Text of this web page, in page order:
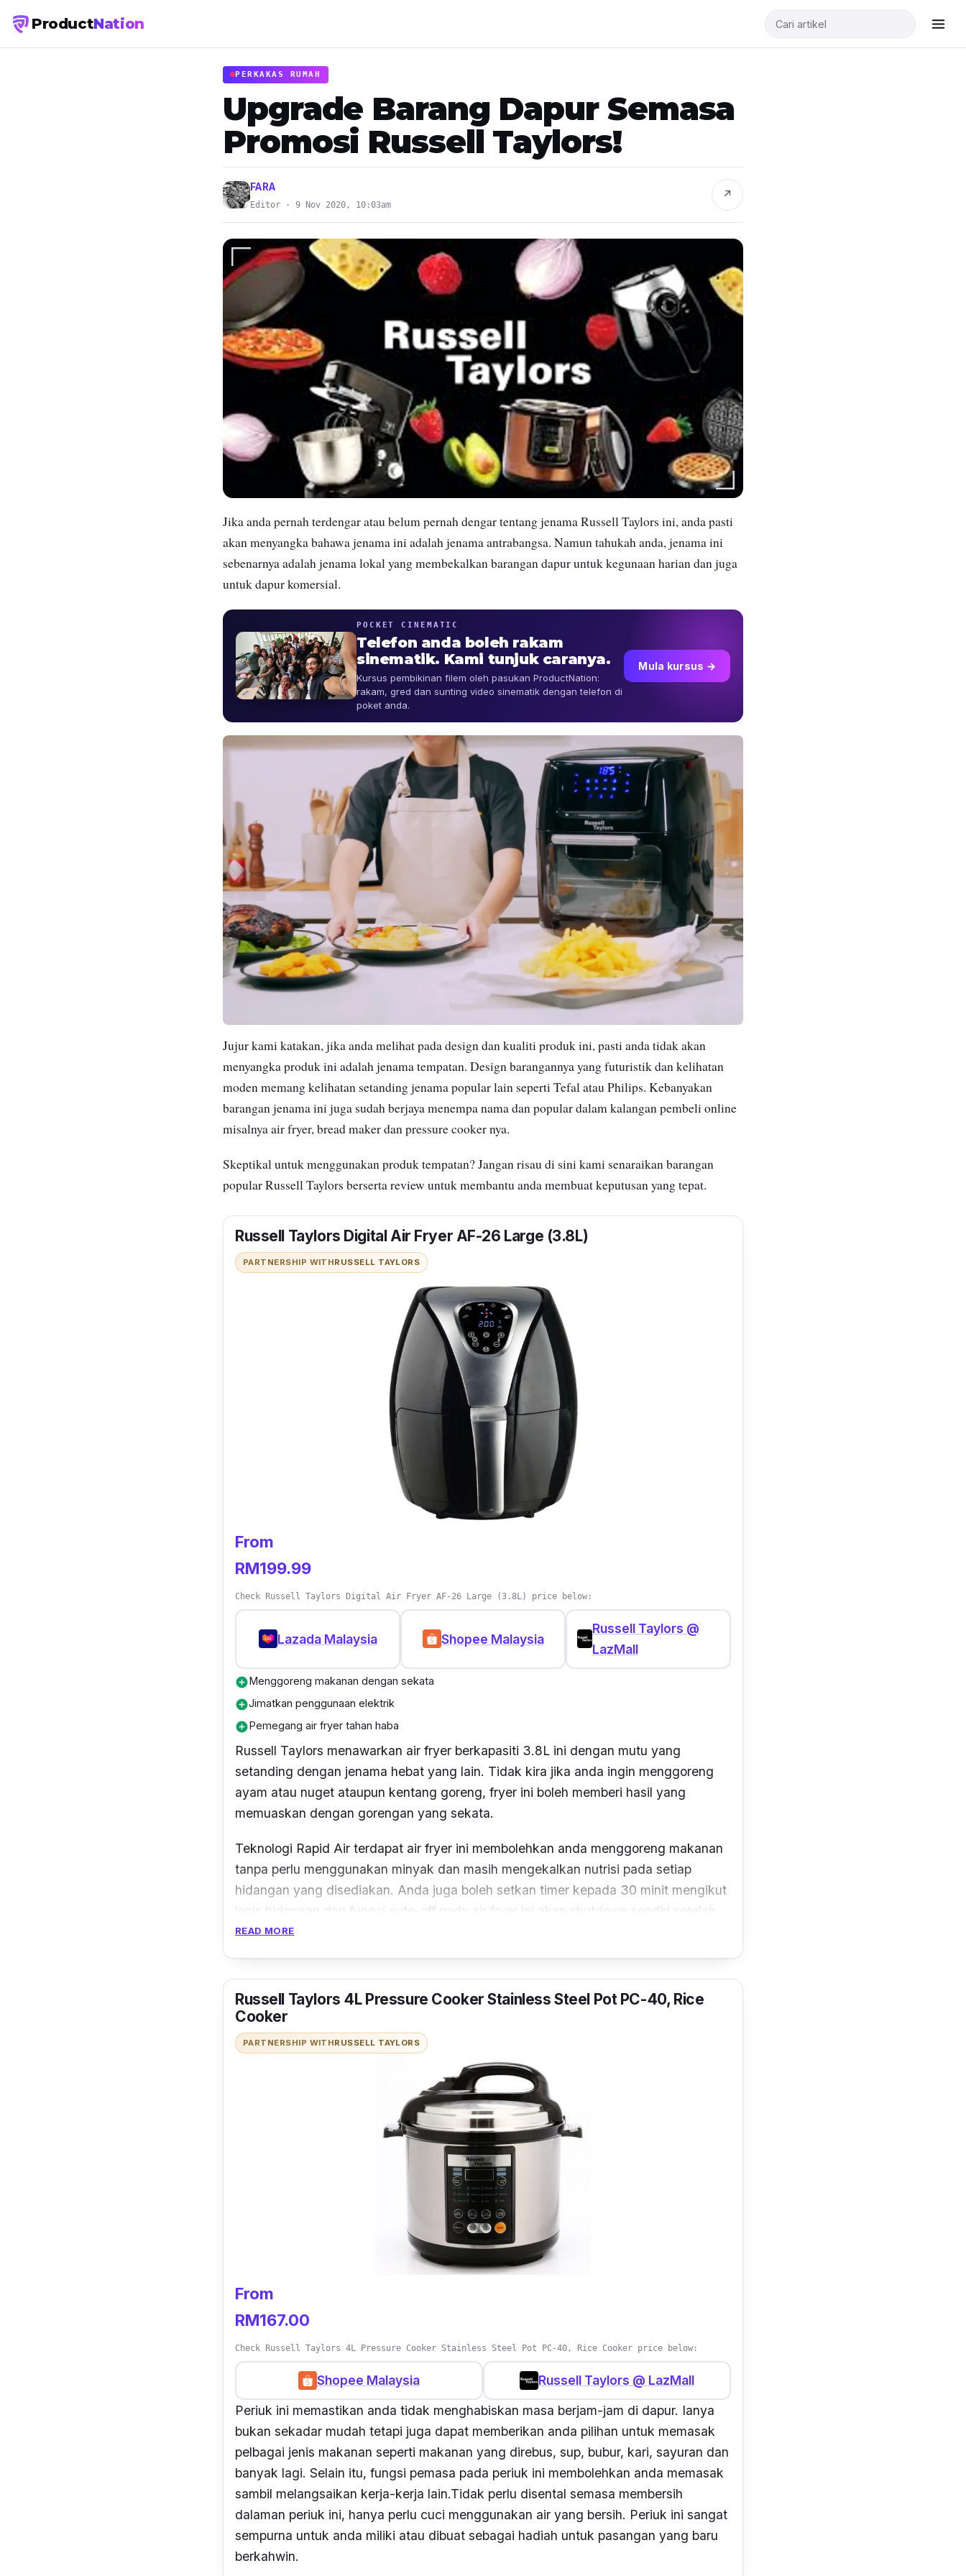
ProductNation
PERKAKAS RUMAH
Upgrade Barang Dapur Semasa
Promosi Russell Taylors!
FARA
Editor · 9 Nov 2020, 10:03am
↗
Jika anda pernah terdengar atau belum pernah dengar tentang jenama Russell Taylors ini, anda pasti
akan menyangka bahawa jenama ini adalah jenama antrabangsa. Namun tahukah anda, jenama ini
sebenarnya adalah jenama lokal yang membekalkan barangan dapur untuk kegunaan harian dan juga
untuk dapur komersial.
POCKET CINEMATIC
Telefon anda boleh rakam
sinematik. Kami tunjuk caranya.
Kursus pembikinan filem oleh pasukan ProductNation:
rakam, gred dan sunting video sinematik dengan telefon di
poket anda.
Mula kursus →
Jujur kami katakan, jika anda melihat pada design dan kualiti produk ini, pasti anda tidak akan
menyangka produk ini adalah jenama tempatan. Design barangannya yang futuristik dan kelihatan
moden memang kelihatan setanding jenama popular lain seperti Tefal atau Philips. Kebanyakan
barangan jenama ini juga sudah berjaya menempa nama dan popular dalam kalangan pembeli online
misalnya air fryer, bread maker dan pressure cooker nya.
Skeptikal untuk menggunakan produk tempatan? Jangan risau di sini kami senaraikan barangan
popular Russell Taylors berserta review untuk membantu anda membuat keputusan yang tepat.
Russell Taylors Digital Air Fryer AF-26 Large (3.8L)
PARTNERSHIP WITHRUSSELL TAYLORS
From
RM199.99
Check Russell Taylors Digital Air Fryer AF-26 Large (3.8L) price below:
Lazada Malaysia Shopee Malaysia
Russell Taylors @
LazMall
add_circleMenggoreng makanan dengan sekata
add_circleJimatkan penggunaan elektrik
add_circlePemegang air fryer tahan haba
Russell Taylors menawarkan air fryer berkapasiti 3.8L ini dengan mutu yang
setanding dengan jenama hebat yang lain. Tidak kira jika anda ingin menggoreng
ayam atau nuget ataupun kentang goreng, fryer ini boleh memberi hasil yang
memuaskan dengan gorengan yang sekata.
Teknologi Rapid Air terdapat air fryer ini membolehkan anda menggoreng makanan
tanpa perlu menggunakan minyak dan masih mengekalkan nutrisi pada setiap
hidangan yang disediakan. Anda juga boleh setkan timer kepada 30 minit mengikut
jenis hidangan dan fungsi auto-off pada air fryer ini akan shutdown sendiri setelah
hidangan siap dimasak.
masa sahaja. Pemegang pada air fryer ini pula tahan haba dan tidak akan mudah
melecur.
READ MORE
Russell Taylors 4L Pressure Cooker Stainless Steel Pot PC-40, Rice
Cooker
PARTNERSHIP WITHRUSSELL TAYLORS
From
RM167.00
Check Russell Taylors 4L Pressure Cooker Stainless Steel Pot PC-40, Rice Cooker price below:
Shopee Malaysia
Russell Taylors @ LazMall
Periuk ini memastikan anda tidak menghabiskan masa berjam-jam di dapur. Ianya
bukan sekadar mudah tetapi juga dapat memberikan anda pilihan untuk memasak
pelbagai jenis makanan seperti makanan yang direbus, sup, bubur, kari, sayuran dan
banyak lagi. Selain itu, fungsi pemasa pada periuk ini membolehkan anda memasak
sambil melangsaikan kerja-kerja lain.Tidak perlu disental semasa membersih
dalaman periuk ini, hanya perlu cuci menggunakan air yang bersih. Periuk ini sangat
sempurna untuk anda miliki atau dibuat sebagai hadiah untuk pasangan yang baru
berkahwin.